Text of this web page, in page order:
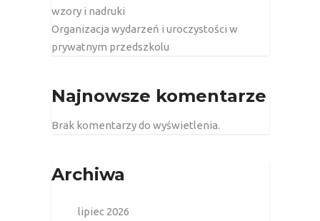
wzory i nadruki
Organizacja wydarzeń i uroczystości w
prywatnym przedszkolu
Najnowsze komentarze
Brak komentarzy do wyświetlenia.
Archiwa
lipiec 2026